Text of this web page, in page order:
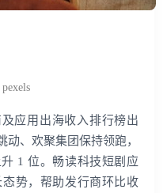
应用出海收入排行榜出
、欢聚集团保持领跑，
1 位。畅读科技短剧应
态势，帮助发行商环比收